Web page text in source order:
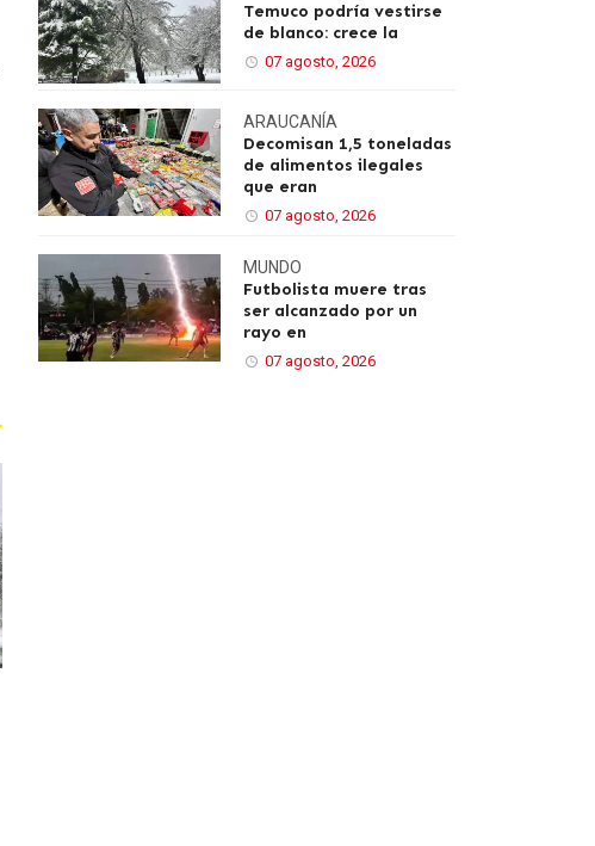
Temuco podría vestirse
de blanco: crece la
07 agosto, 2026
ARAUCANÍA
Decomisan 1,5 toneladas
de alimentos ilegales
que eran
07 agosto, 2026
MUNDO
Futbolista muere tras
ser alcanzado por un
rayo en
07 agosto, 2026